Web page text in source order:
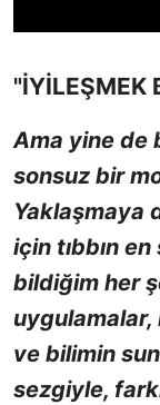
"İYİLEŞMEK
Ama yine de
sonsuz bir
Yaklaşmaya
için tıbbın
bildiğim her
uygulamalar,
ve bilimin
sezgiyle,